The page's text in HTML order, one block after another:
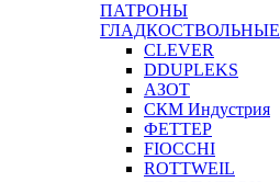
ПАТРОНЫ
ГЛАДКОСТВОЛЬНЫЕ
CLEVER
DDUPLEKS
АЗОТ
СКМ Индустрия
ФЕТТЕР
FIOCCHI
ROTTWEIL